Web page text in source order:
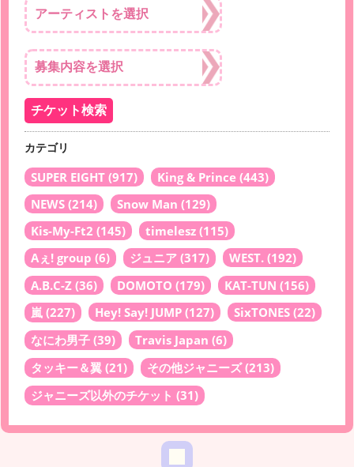
カテゴリ
SUPER EIGHT (917) King & Prince (443)
NEWS (214) Snow Man (129)
Kis-My-Ft2 (145) timelesz (115)
Aぇ! group (6) ジュニア (317) WEST. (192)
A.B.C-Z (36) DOMOTO (179) KAT-TUN (156)
嵐 (227) Hey! Say! JUMP (127) SixTONES (22)
なにわ男子 (39) Travis Japan (6)
タッキー＆翼 (21) その他ジャニーズ(213)
ジャニーズ以外のチケット (31)